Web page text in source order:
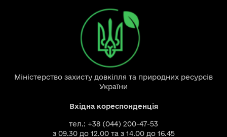
Міністерство захисту довкілля та природних ресурсів
України
Вхідна кореспонденція
тел.: +38 (044) 200-47-53
з 09.30 до 12.00 та з 14.00 до 16.45